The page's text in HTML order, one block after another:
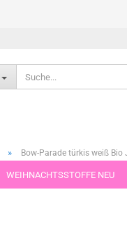
WEIHNACHTSSTOFFE NEU
» Bow-Parade türkis weiß
Artikel in dieser Kategorie